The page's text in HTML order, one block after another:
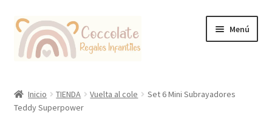
Ir
la
Ir
contenido
Menú
Coccolate Puericultura y Juguetería Educativa
Inicio TIENDA Vuelta al cole
Set 6 Mini Subrayadores
Teddy Superpower